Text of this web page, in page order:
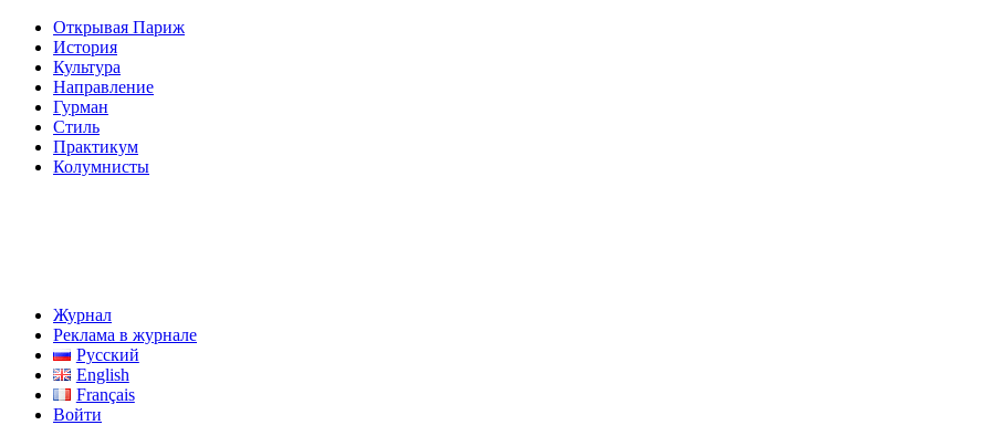
Открывая Париж
История
Культура
Направление
Гурман
Стиль
Практикум
Колумнисты
Журнал
Реклама в журнале
Русский
English
Français
Войти